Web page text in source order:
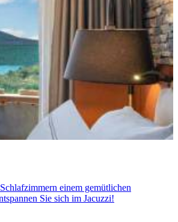
einem gemütlichen
Sie sich im Jacuzzi!